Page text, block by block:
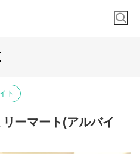
ト
ーマート(アルバイ